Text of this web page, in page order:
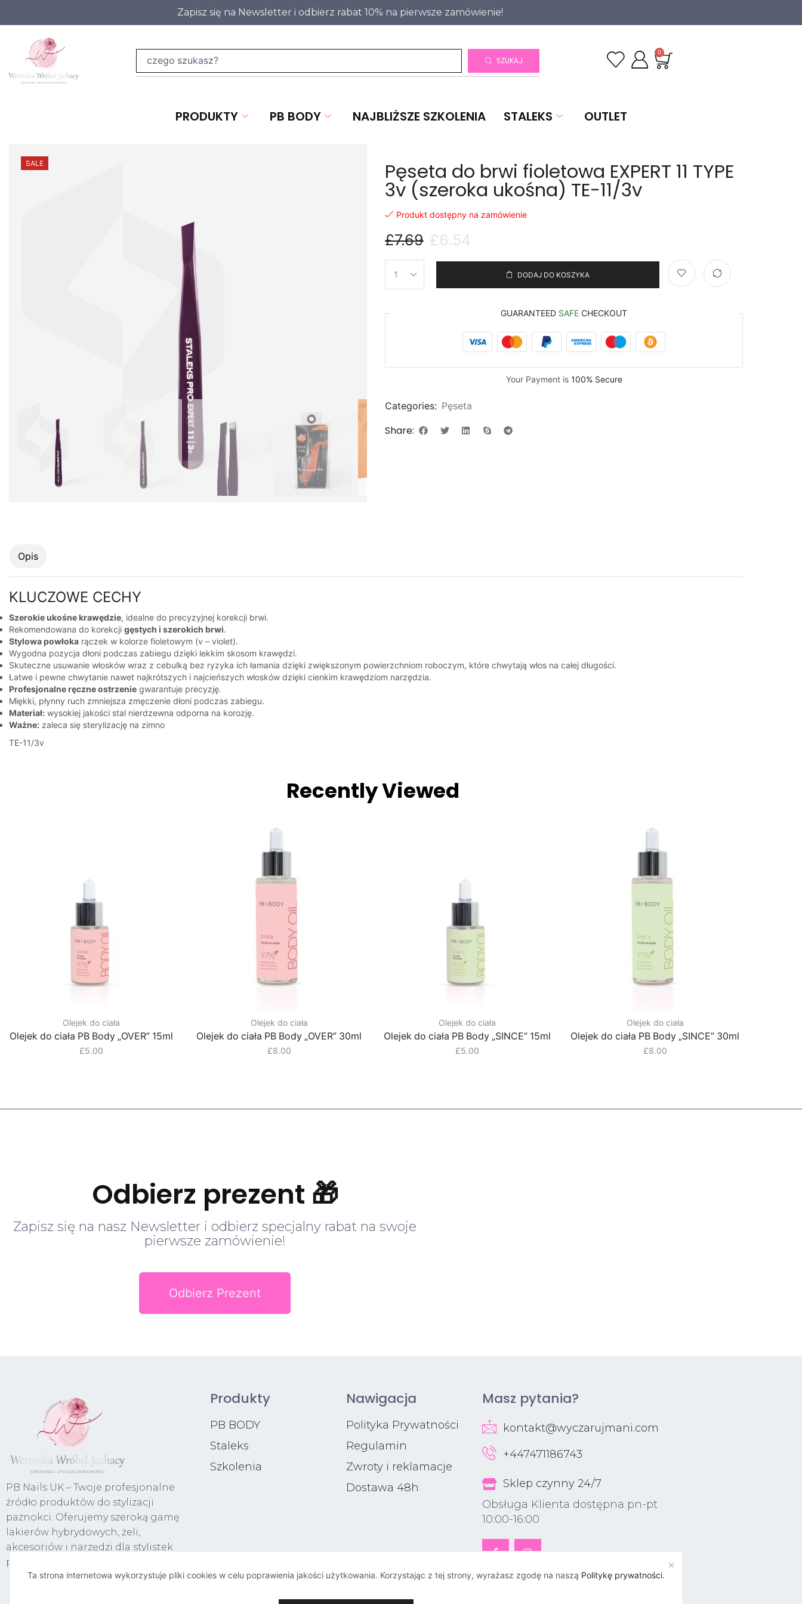
Zapisz się na Newsletter i odbierz rabat 10% na pierwsze zamówienie!
SZUKAJ
0
PRODUKTY PB BODY NAJBLIŻSZE SZKOLENIA STALEKS OUTLET
SALE Pęseta do brwi fioletowa EXPERT 11 TYPE
3v (szeroka ukośna) TE-11/3v
Produkt dostępny na zamówienie
£7.69 £6.54
DODAJ DO KOSZYKA
GUARANTEED SAFE CHECKOUT
Your Payment is 100% Secure
Categories: Pęseta
Share:
Opis
KLUCZOWE CECHY
Szerokie ukośne krawędzie, idealne do precyzyjnej korekcji brwi.
Rekomendowana do korekcji gęstych i szerokich brwi.
Stylowa powłoka rączek w kolorze fioletowym (v – violet).
Wygodna pozycja dłoni podczas zabiegu dzięki lekkim skosom krawędzi.
Skuteczne usuwanie włosków wraz z cebulką bez ryzyka ich łamania dzięki zwiększonym powierzchniom roboczym, które chwytają włos na całej długości.
Łatwe i pewne chwytanie nawet najkrótszych i najcieńszych włosków dzięki cienkim krawędziom narzędzia.
Profesjonalne ręczne ostrzenie gwarantuje precyzję.
Miękki, płynny ruch zmniejsza zmęczenie dłoni podczas zabiegu.
Materiał: wysokiej jakości stal nierdzewna odporna na korozję.
Ważne: zaleca się sterylizację na zimno
TE-11/3v
Recently Viewed
Olejek do ciała
Olejek do ciała PB Body „OVER” 15ml
£5.00
Olejek do ciała
Olejek do ciała PB Body „OVER” 30ml
£8.00
Olejek do ciała
Olejek do ciała PB Body „SINCE” 15ml
£5.00
Olejek do ciała
Olejek do ciała PB Body „SINCE” 30ml
£8.00
Ta strona internetowa wykorzystuje pliki cookies w celu poprawienia jakości użytkowania. Korzystając z tej strony, wyrażasz zgodę na naszą Politykę prywatności.
Odbierz prezent 🎁
Zapisz się na nasz Newsletter i odbierz specjalny rabat na swoje
pierwsze zamówienie!
Odbierz Prezent
PB Nails UK – Twoje profesjonalne
źródło produktów do stylizacji
paznokci. Oferujemy szeroką gamę
lakierów hybrydowych, żeli,
akcesoriów i narzędzi dla stylistek
paznokci.
Produkty
PB BODY
Staleks
Szkolenia
Nawigacja
Polityka Prywatności
Regulamin
Zwroty i reklamacje
Dostawa 48h
Masz pytania?
kontakt@wyczarujmani.com
+447471186743
Sklep czynny 24/7
Obsługa Klienta dostępna pn-pt
10:00-16:00